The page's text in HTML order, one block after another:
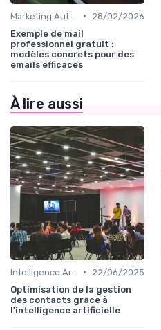
•
28/02/2026
Exemple de mail
professionnel gratuit :
modèles concrets pour des
emails efficaces
À lire aussi
•
22/06/2025
Optimisation de la gestion
des contacts grâce à
l'intelligence artificielle